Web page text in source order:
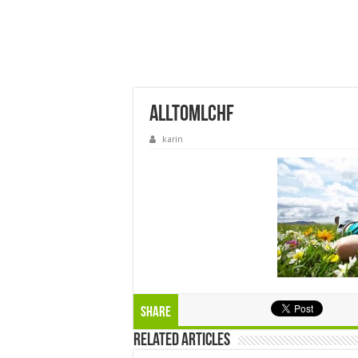
alltomlchf
karin
Share
Related Articles